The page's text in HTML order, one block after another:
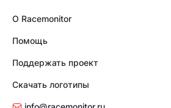
О Racemonitor
Помощь
Поддержать проект
Скачать логотипы